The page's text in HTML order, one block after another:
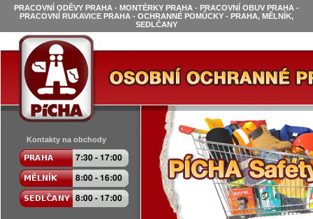
PRACOVNÍ ODĚVY PRAHA - MONTÉRKY PRAHA - PRACOVNÍ OBUV PRAHA -
PRACOVNÍ RUKAVICE PRAHA - OCHRANNÉ POMŮCKY - PRAHA, MĚLNÍK,
SEDLČANY
Kontakty na obchody